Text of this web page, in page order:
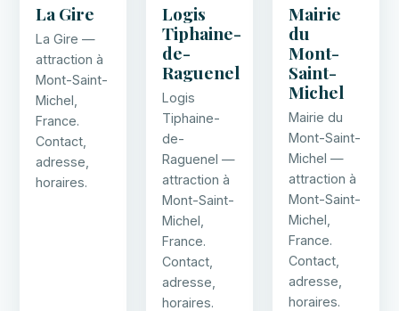
La Gire
La Gire —
attraction à
Mont-Saint-
Michel,
France.
Contact,
adresse,
horaires.
Logis
Tiphaine-
de-
Raguenel
Logis
Tiphaine-
de-
Raguenel —
attraction à
Mont-Saint-
Michel,
France.
Contact,
adresse,
horaires.
Mairie
du
Mont-
Saint-
Michel
Mairie du
Mont-Saint-
Michel —
attraction à
Mont-Saint-
Michel,
France.
Contact,
adresse,
horaires.